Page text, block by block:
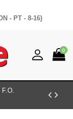
- PT - 8-16)
0